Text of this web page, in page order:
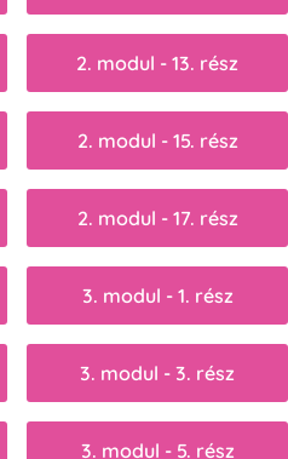
2. modul - 13. rész
2. modul - 15. rész
2. modul - 17. rész
3. modul - 1. rész
3. modul - 3. rész
3. modul - 5. rész